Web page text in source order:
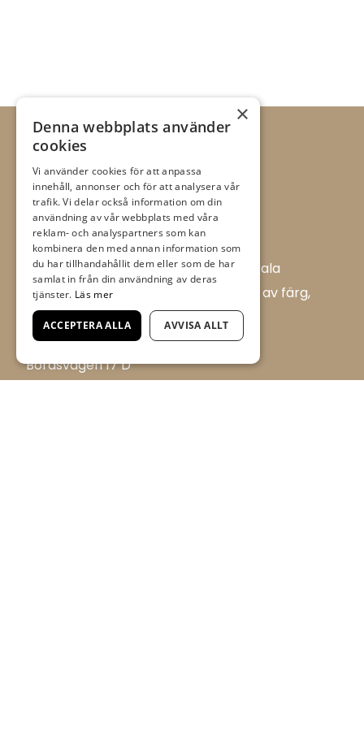
Allt i Färg AB är en färghandel i centrala
Ulricehamn med ett brett sortiment av färg,
tapet och tillbehör.
Flügger Färg, Allt i Färg
Boråsvägen 17 D
×
Denna webbplats använder
cookies
Vi använder cookies för att anpassa
innehåll, annonser och för att analysera vår
trafik. Vi delar också information om din
användning av vår webbplats med våra
reklam- och analyspartners som kan
kombinera den med annan information som
du har tillhandahållit dem eller som de har
samlat in från din användning av deras
tjänster. Läs mer
ACCEPTERA ALLA AVVISA ALLT